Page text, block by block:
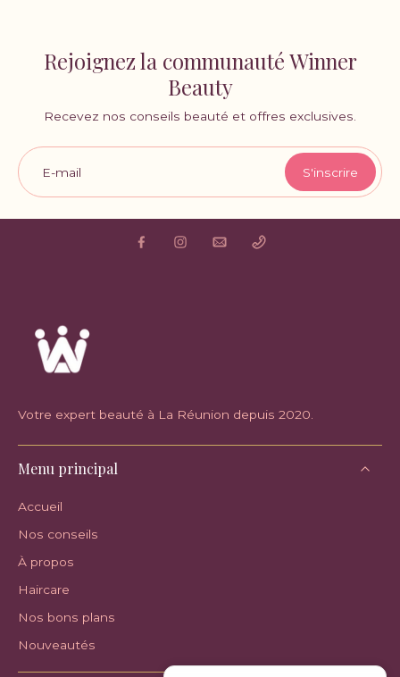
Rejoignez la communauté Winner
Beauty
Recevez nos conseils beauté et offres exclusives.
E-mail S'inscrire
Votre expert beauté à La Réunion depuis 2020.
Menu principal
Accueil
Nos conseils
À propos
Haircare
Nos bons plans
Nouveautés